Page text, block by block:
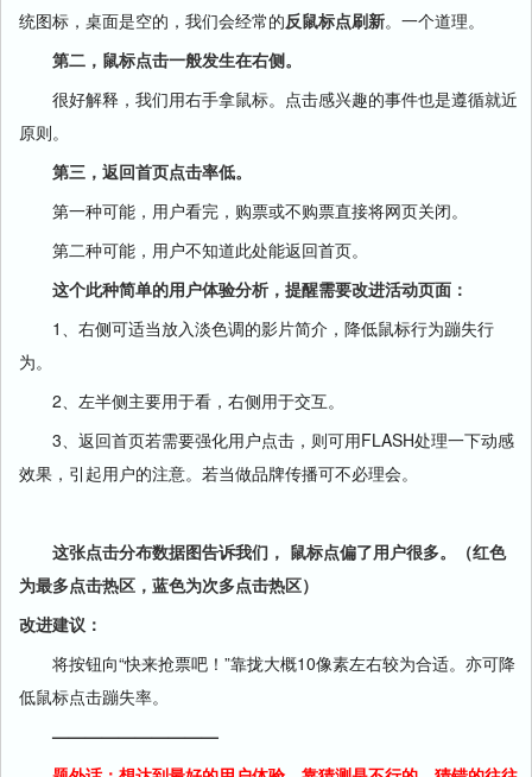
统图标，桌面是空的，我们会经常的反鼠标点刷新。一个道理。
第二，鼠标点击一般发生在右侧。
很好解释，我们用右手拿鼠标。点击感兴趣的事件也是遵循就近
原则。
第三，返回首页点击率低。
第一种可能，用户看完，购票或不购票直接将网页关闭。
第二种可能，用户不知道此处能返回首页。
这个此种简单的用户体验分析，提醒需要改进活动页面：
1、右侧可适当放入淡色调的影片简介，降低鼠标行为蹦失行
为。
2、左半侧主要用于看，右侧用于交互。
3、返回首页若需要强化用户点击，则可用FLASH处理一下动感
效果，引起用户的注意。若当做品牌传播可不必理会。
这张点击分布数据图告诉我们， 鼠标点偏了用户很多。（红色
为最多点击热区，蓝色为次多点击热区）
改进建议：
将按钮向“快来抢票吧！”靠拢大概10像素左右较为合适。亦可降
低鼠标点击蹦失率。
——————————